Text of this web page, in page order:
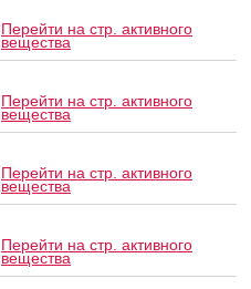
Перейти на стр. активного
вещества
Перейти на стр. активного
вещества
Перейти на стр. активного
вещества
Перейти на стр. активного
вещества